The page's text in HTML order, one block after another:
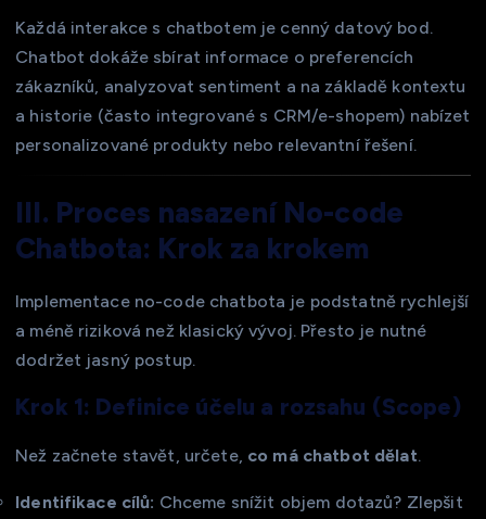
Každá interakce s chatbotem je cenný datový bod.
Chatbot dokáže sbírat informace o preferencích
zákazníků, analyzovat sentiment a na základě kontextu
a historie (často integrované s CRM/e-shopem) nabízet
personalizované produkty nebo relevantní řešení.
III. Proces nasazení No-code
Chatbota: Krok za krokem
Implementace no-code chatbota je podstatně rychlejší
a méně riziková než klasický vývoj. Přesto je nutné
dodržet jasný postup.
Krok 1: Definice účelu a rozsahu (Scope)
Než začnete stavět, určete, co má chatbot dělat.
Identifikace cílů: Chceme snížit objem dotazů? Zlepšit